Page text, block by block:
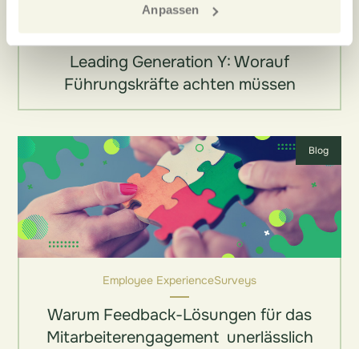
Anpassen
Leading Generation Y: Worauf
Führungskräfte achten müssen
Blog
Employee ExperienceSurveys
Warum Feedback-Lösungen für das
Mitarbeiterengagement unerlässlich